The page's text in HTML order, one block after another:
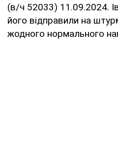
(в/ч 52033) 11.09.2024.
його відправили на
жодного нормального